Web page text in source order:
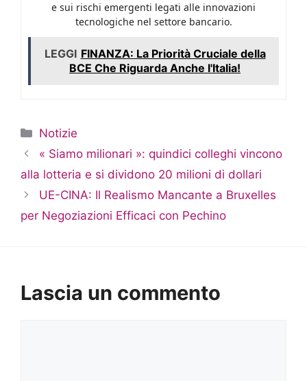
e sui rischi emergenti legati alle innovazioni
tecnologiche nel settore bancario.
LEGGI FINANZA: La Priorità Cruciale della
BCE Che Riguarda Anche l'Italia!
Categorie
Notizie
« Siamo milionari »: quindici colleghi vincono
alla lotteria e si dividono 20 milioni di dollari
UE-CINA: Il Realismo Mancante a Bruxelles
per Negoziazioni Efficaci con Pechino
Lascia un commento